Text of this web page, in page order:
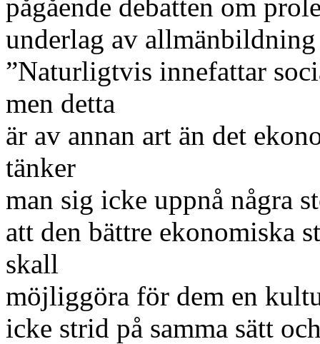
pågående debatten om
underlag av
”Naturligtvis innefattar
men detta
är av annan art än det
tänker
man sig icke uppnå några
att den bättre ekonomiska
skall
möjliggöra för dem en
icke strid på samma sätt